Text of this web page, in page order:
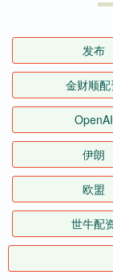
发布
金财顺配
OpenAI
伊朗
欧盟
世牛配